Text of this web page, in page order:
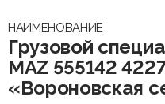
НАИМЕНОВАНИЕ
Грузовой
MAZ 555142
«Вороновская